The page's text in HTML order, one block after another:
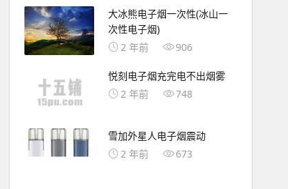
大冰熊电子烟一次性(冰山一
次性电子烟)
2 年前
906
悦刻电子烟充完电不出烟雾
2 年前
748
雪加外星人电子烟震动
2 年前
673